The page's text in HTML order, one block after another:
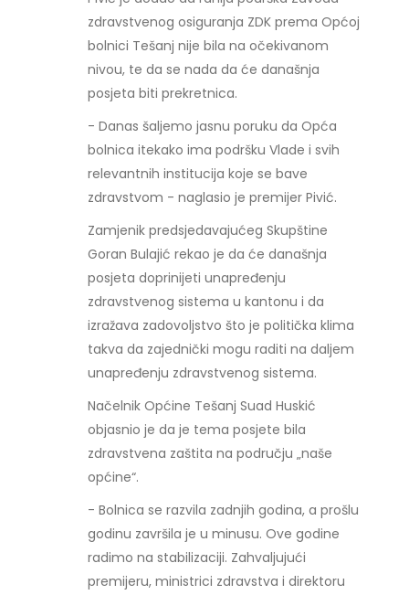
zdravstvenog osiguranja ZDK prema Općoj
bolnici Tešanj nije bila na očekivanom
nivou, te da se nada da će današnja
posjeta biti prekretnica.
- Danas šaljemo jasnu poruku da Opća
bolnica itekako ima podršku Vlade i svih
relevantnih institucija koje se bave
zdravstvom - naglasio je premijer Pivić.
Zamjenik predsjedavajućeg Skupštine
Goran Bulajić rekao je da će današnja
posjeta doprinijeti unapređenju
zdravstvenog sistema u kantonu i da
izražava zadovoljstvo što je politička klima
takva da zajednički mogu raditi na daljem
unapređenju zdravstvenog sistema.
Načelnik Općine Tešanj Suad Huskić
objasnio je da je tema posjete bila
zdravstvena zaštita na području „naše
općine“.
- Bolnica se razvila zadnjih godina, a prošlu
godinu završila je u minusu. Ove godine
radimo na stabilizaciji. Zahvaljujući
premijeru, ministrici zdravstva i direktoru